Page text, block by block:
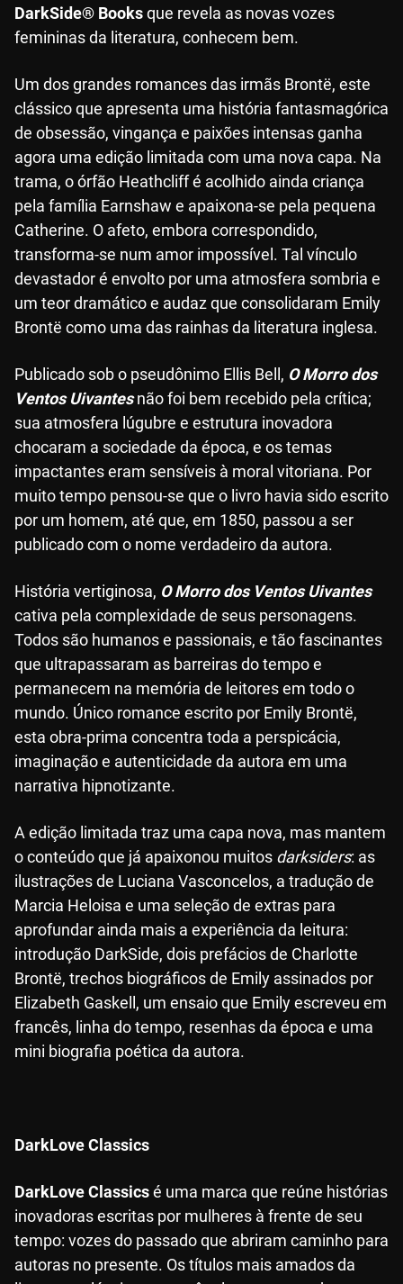
DarkSide® Booksque revela as novas vozes
femininas da literatura, conhecem bem.
Um dos grandes romances das irmãs Brontë, este
clássico que apresenta uma história fantasmagórica
de obsessão, vingança e paixões intensas ganha
agora uma edição limitada com uma nova capa. Na
trama, o órfão Heathcliff é acolhido ainda criança
pela família Earnshaw e apaixona-se pela pequena
Catherine. O afeto, embora correspondido,
transforma-se num amor impossível. Tal vínculo
devastador é envolto por uma atmosfera sombria e
um teor dramático e audaz que consolidaram Emily
Brontë como uma das rainhas da literatura inglesa.
Publicado sob o pseudônimo Ellis Bell, O Morro dos
Ventos Uivantesnão foi bem recebido pela crítica;
sua atmosfera lúgubre e estrutura inovadora
chocaram a sociedade da época, e os temas
impactantes eram sensíveis à moral vitoriana. Por
muito tempo pensou-se que o livro havia sido escrito
por um homem, até que, em 1850, passou a ser
publicado com o nome verdadeiro da autora.
História vertiginosa, O Morro dos Ventos Uivantes
cativa pela complexidade de seus personagens.
Todos são humanos e passionais, e tão fascinantes
que ultrapassaram as barreiras do tempo e
permanecem na memória de leitores em todo o
mundo. Único romance escrito por Emily Brontë,
esta obra-prima concentra toda a perspicácia,
imaginação e autenticidade da autora em uma
narrativa hipnotizante.
A edição limitada traz uma capa nova, mas mantem
o conteúdo que já apaixonou muitos darksiders: as
ilustrações de Luciana Vasconcelos, a tradução de
Marcia Heloisa e uma seleção de extras para
aprofundar ainda mais a experiência da leitura:
introdução DarkSide, dois prefácios de Charlotte
Brontë, trechos biográficos de Emily assinados por
Elizabeth Gaskell, um ensaio que Emily escreveu em
francês, linha do tempo, resenhas da época e uma
mini biografia poética da autora.
DarkLove Classics
DarkLove Classicsé uma marca que reúne histórias
inovadoras escritas por mulheres à frente de seu
tempo: vozes do passado que abriram caminho para
autoras no presente. Os títulos mais amados da